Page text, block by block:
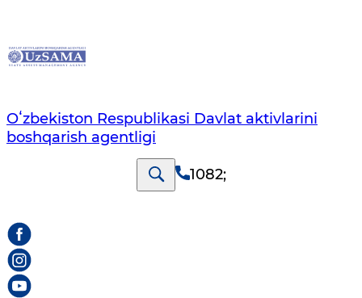
Oʻzbekiston Respublikasi Davlat aktivlarini
boshqarish agentligi
1082;